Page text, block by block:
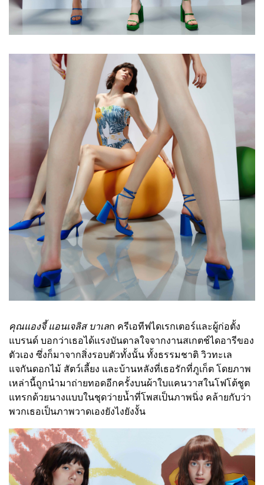
คุณแองจี้ แอนเจลิส บาเลก ครีเอทีฟไดเรกเตอร์และผู้ก่อตั้ง
แบรนด์ บอกว่าเธอได้แรงบันดาลใจจากงานสเกตช์ไดอารีของ
ตัวเอง ซึ่งก็มาจากสิ่งรอบตัวทั้งนั้น ทั้งธรรมชาติ วิวทะเล
แจกันดอกไม้ สัตว์เลี้ยง และบ้านหลังที่เธอรักที่ภูเก็ต โดยภาพ
เหล่านี้ถูกนำมาถ่ายทอดอีกครั้งบนผ้าใบแคนวาสในโฟโต้ชูต
แทรกด้วยนางแบบในชุดว่ายน้ำที่โพสเป็นภาพนิ่ง คล้ายกับว่า
พวกเธอเป็นภาพวาดเองยังไงยังงั้น